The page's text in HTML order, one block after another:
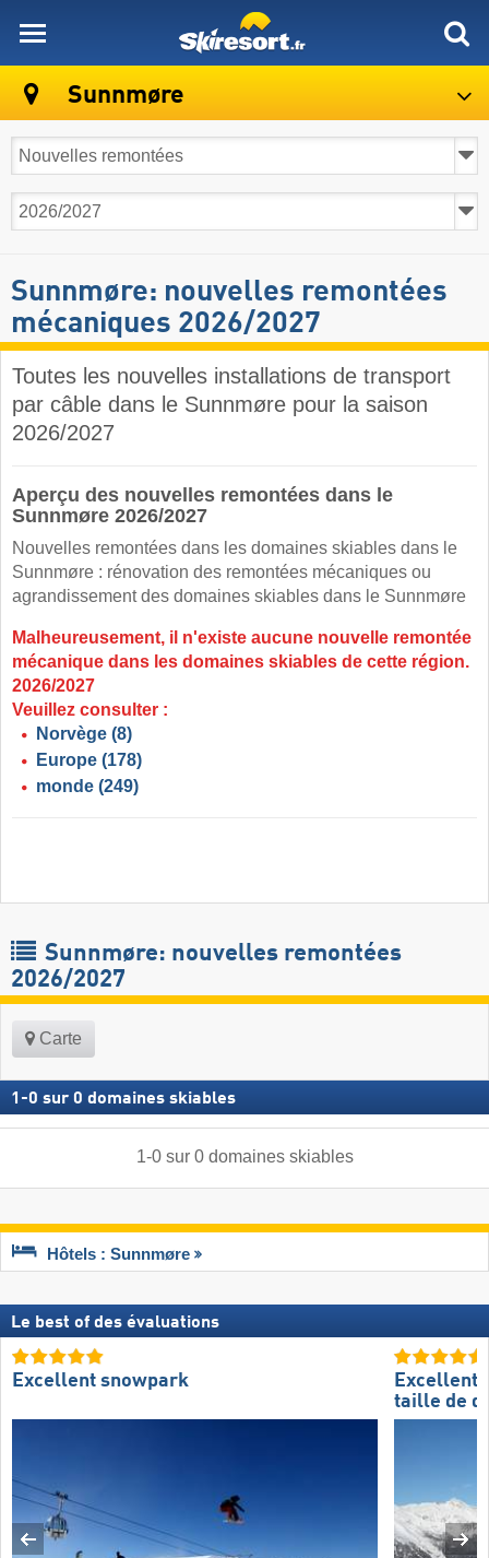
Sunnmøre
Sunnmøre: nouvelles remontées
mécaniques 2026/2027
Toutes les nouvelles installations de transport
par câble dans le Sunnmøre pour la saison
2026/2027
Aperçu des nouvelles remontées dans le
Sunnmøre 2026/2027
Nouvelles remontées dans les domaines skiables dans le
Sunnmøre : rénovation des remontées mécaniques ou
agrandissement des domaines skiables dans le Sunnmøre
Malheureusement, il n'existe aucune nouvelle remontée
mécanique dans les domaines skiables de cette région.
2026/2027
Veuillez consulter :
Norvège (8)
Europe (178)
monde (249)
Sunnmøre: nouvelles remontées
2026/2027
Carte
1 -0 sur 0 domaines skiables
1-0sur 0 domaines skiables
Hôtels : Sunnmøre
Le best of des évaluations
Excellent snowpark
Excellente
taille de